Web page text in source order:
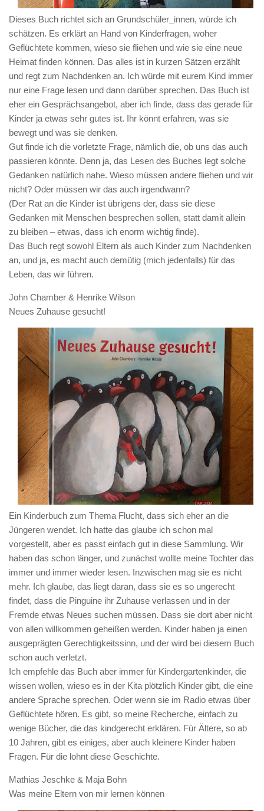
Dieses Buch richtet sich an Grundschüler_innen, würde ich
schätzen. Es erklärt an Hand von Kinderfragen, woher
Geflüchtete kommen, wieso sie fliehen und wie sie eine neue
Heimat finden können. Das alles ist in kurzen Sätzen erzählt
und regt zum Nachdenken an. Ich würde mit eurem Kind immer
nur eine Frage lesen und dann darüber sprechen. Das Buch ist
eher ein Gesprächsangebot, aber ich finde, dass das gerade für
Kinder ja etwas sehr gutes ist. Ihr könnt erfahren, was sie
bewegt und was sie denken.
Gut finde ich die vorletzte Frage, nämlich die, ob uns das auch
passieren könnte. Denn ja, das Lesen des Buches legt solche
Gedanken natürlich nahe. Wieso müssen andere fliehen und wir
nicht? Oder müssen wir das auch irgendwann?
(Der Rat an die Kinder ist übrigens der, dass sie diese
Gedanken mit Menschen besprechen sollen, statt damit allein
zu bleiben – etwas, dass ich enorm wichtig finde).
Das Buch regt sowohl Eltern als auch Kinder zum Nachdenken
an, und ja, es macht auch demütig (mich jedenfalls) für das
Leben, das wir führen.
John Chamber & Henrike Wilson
Neues Zuhause gesucht!
Ein Kinderbuch zum Thema Flucht, dass sich eher an die
Jüngeren wendet. Ich hatte das glaube ich schon mal
vorgestellt, aber es passt einfach gut in diese Sammlung. Wir
haben das schon länger, und zunächst wollte meine Tochter das
immer und immer wieder lesen. Inzwischen mag sie es nicht
mehr. Ich glaube, das liegt daran, dass sie es so ungerecht
findet, dass die Pinguine ihr Zuhause verlassen und in der
Fremde etwas Neues suchen müssen. Dass sie dort aber nicht
von allen willkommen geheißen werden. Kinder haben ja einen
ausgeprägten Gerechtigkeitssinn, und der wird bei diesem Buch
schon auch verletzt.
Ich empfehle das Buch aber immer für Kindergartenkinder, die
wissen wollen, wieso es in der Kita plötzlich Kinder gibt, die eine
andere Sprache sprechen. Oder wenn sie im Radio etwas über
Geflüchtete hören. Es gibt, so meine Recherche, einfach zu
wenige Bücher, die das kindgerecht erklären. Für Ältere, so ab
10 Jahren, gibt es einiges, aber auch kleinere Kinder haben
Fragen. Für die lohnt diese Geschichte.
Mathias Jeschke & Maja Bohn
Was meine Eltern von mir lernen können